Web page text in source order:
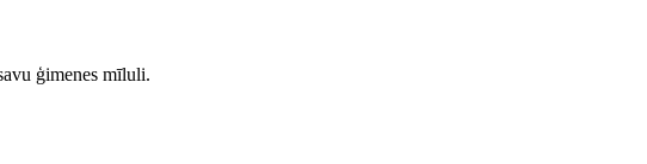
ģimenes mīluli.